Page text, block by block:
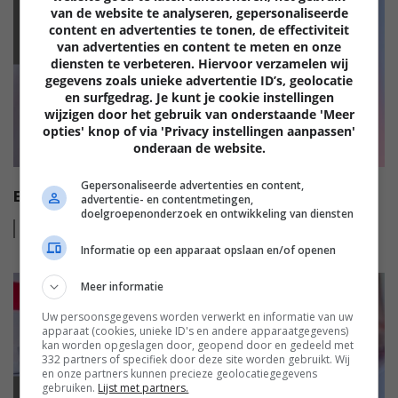
EISA HT VIDEO AWARDS 2022-2023
van de website te analyseren, gepersonaliseerde
content en advertenties te tonen, de effectiviteit
van advertenties en content te meten en onze
diensten te verbeteren. Hiervoor verzamelen wij
gegevens zoals unieke advertentie ID’s, geolocatie
en surfgedrag. Je kunt je cookie instellingen
wijzigen door het gebruik van onderstaande 'Meer
opties' knop of via 'Privacy instellingen aanpassen'
onderaan de website.
Gepersonaliseerde advertenties en content,
advertentie- en contentmetingen,
doelgroepenonderzoek en ontwikkeling van diensten
Informatie op een apparaat opslaan en/of openen
Meer informatie
Uw persoonsgegevens worden verwerkt en informatie van uw
apparaat (cookies, unieke ID's en andere apparaatgegevens)
kan worden opgeslagen door, geopend door en gedeeld met
332 partners of specifiek door deze site worden gebruikt. Wij
en onze partners kunnen precieze geolocatiegegevens
gebruiken. Lijst met partners.